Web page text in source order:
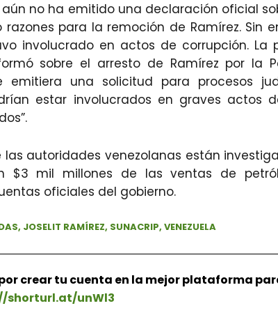
aún no ha emitido una declaración oficial
para la remoción de Ramírez. Sin
involucrado en actos de corrupción. La
sobre el arresto de Ramírez por la
emitiera una solicitud para procesos
estar involucrados en graves actos
las autoridades venezolanas están
$3 mil millones de las ventas de
oficiales del gobierno.
, JOSELIT RAMÍREZ, SUNACRIP, VENEZUELA
crear tu cuenta en la mejor plataforma
shorturl.at/unWl3